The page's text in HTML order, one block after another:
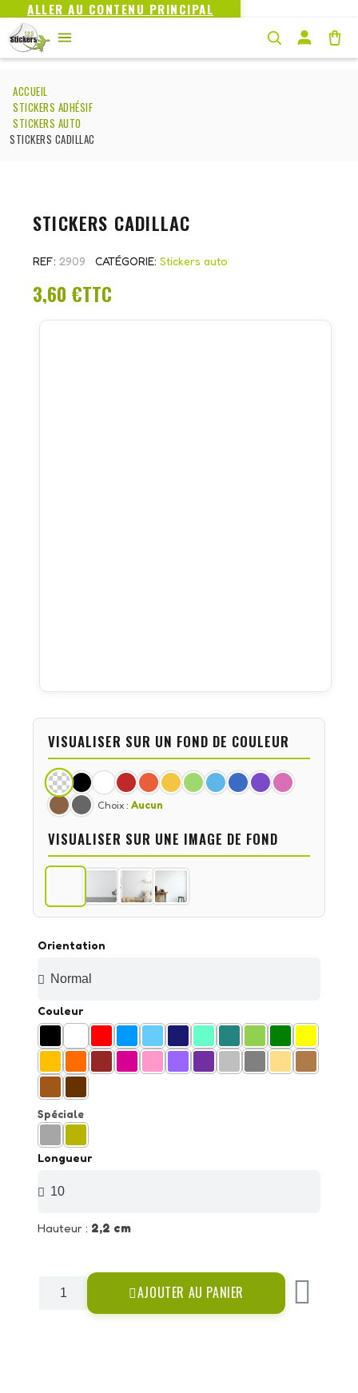
ALLER AU CONTENU PRINCIPAL
ACCUEIL
STICKERS ADHÉSIF
STICKERS AUTO
STICKERS CADILLAC
STICKERS CADILLAC
REF 2909 CATÉGORIE Stickers auto
3,60 €TTC
Orientation
Couleur
Spéciale
Longueur
Hauteur : 2,2 cm
AJOUTER AU PANIER
VISUALISER SUR UN FOND DE COULEUR
Choix : Aucun
VISUALISER SUR UNE IMAGE DE FOND